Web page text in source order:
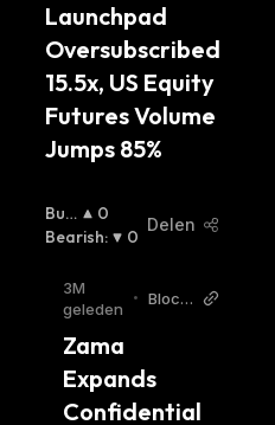
Launchpad
Oversubscribed
15.5x, US Equity
Futures Volume
Jumps 85%
Bulli
Sh:
0
Bearish: 0
Delen
3M
geleden
• Block
Zama
Expands
Confidential